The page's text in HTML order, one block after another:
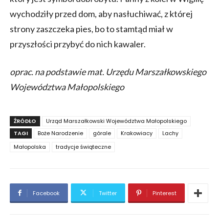
wychodziły przed dom, aby nasłuchiwać, z której
strony zaszczeka pies, bo to stamtąd miał w
przyszłości przybyć do nich kawaler.
oprac. na podstawie mat. Urzędu Marszałkowskiego
Województwa Małopolskiego
ŹRÓDŁO
Urząd Marszałkowski Województwa Małopolskiego
TAGI
Boże Narodzenie górale Krakowiacy
Lachy
Małopolska
tradycje świąteczne
Facebook Twitter Pinterest